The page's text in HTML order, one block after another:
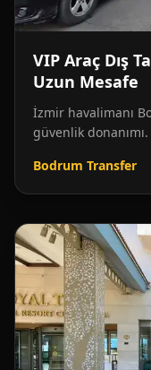
VIP Araç Dış
Uzun Mesafe
İzmir havalimanı
güvenlik donanımı.
Bodrum Transfer